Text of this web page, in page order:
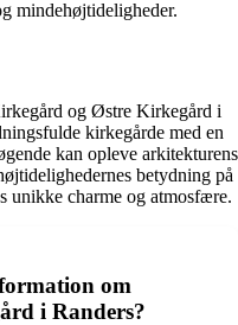
mindehøjtideligheder.
og Østre Kirkegård i
kirkegårde med en
kan opleve arkitekturens
betydning på
unikke charme og atmosfære.
om
i Randers?